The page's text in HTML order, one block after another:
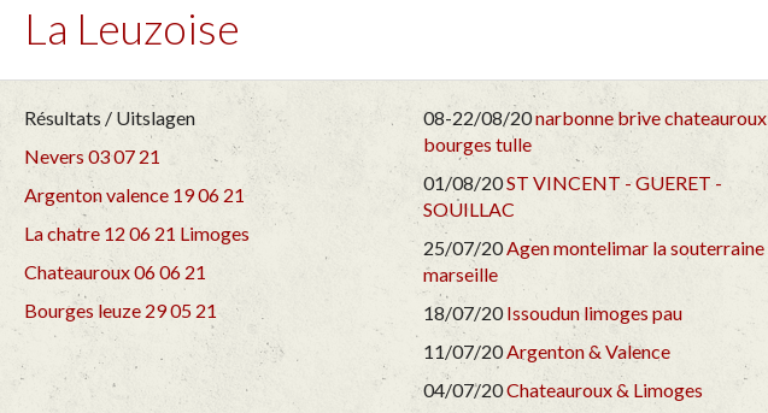
La Leuzoise
Résultats / Uitslagen
Nevers 03 07 21
Argenton valence 19 06 21
La chatre 12 06 21 Limoges
Chateauroux 06 06 21
Bourges leuze 29 05 21
08-22/08/20narbonne brive chateauroux
bourges tulle
01/08/20ST VINCENT - GUERET -
SOUILLAC
25/07/20Agen montelimar la souterraine
marseille
18/07/20Issoudun limoges pau
11/07/20Argenton & Valence
04/07/20Chateauroux & Limoges